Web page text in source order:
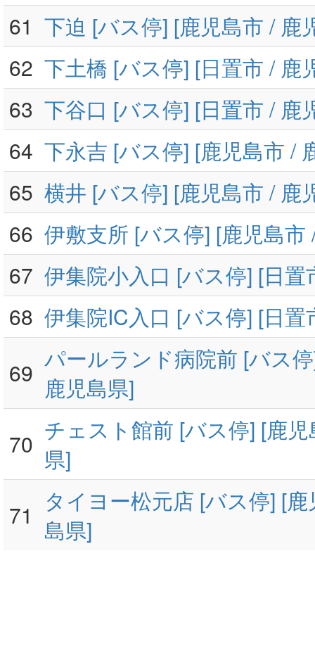
61 下迫 [バス停] [鹿児島市 / 鹿
62 下土橋 [バス停] [日置市 / 鹿
63 下谷口 [バス停] [日置市 / 鹿
64 下永吉 [バス停] [鹿児島市 /
65 横井 [バス停] [鹿児島市 / 鹿
66 伊敷支所 [バス停] [鹿児島市
67 伊集院小入口 [バス停] [日置
68 伊集院IC入口 [バス停] [日置
69 パールランド病院前 [バス
鹿児島県]
70 チェスト館前 [バス停] [鹿
県]
71 タイヨー松元店 [バス停] [
島県]